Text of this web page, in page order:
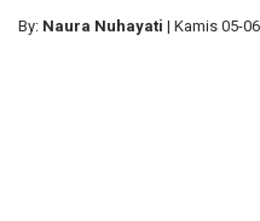
By: Naura Nuhayati | Kamis 05-